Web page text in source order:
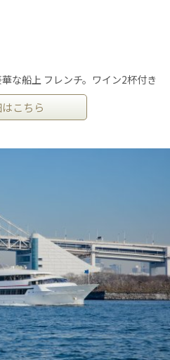
な船上 フレンチ。ワイン2杯付き
こちら